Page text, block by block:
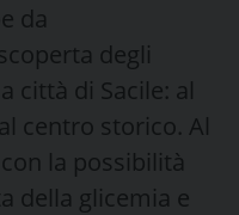
da
degli
città di Sacile: al
centro storico. Al
la possibilità
della glicemia e